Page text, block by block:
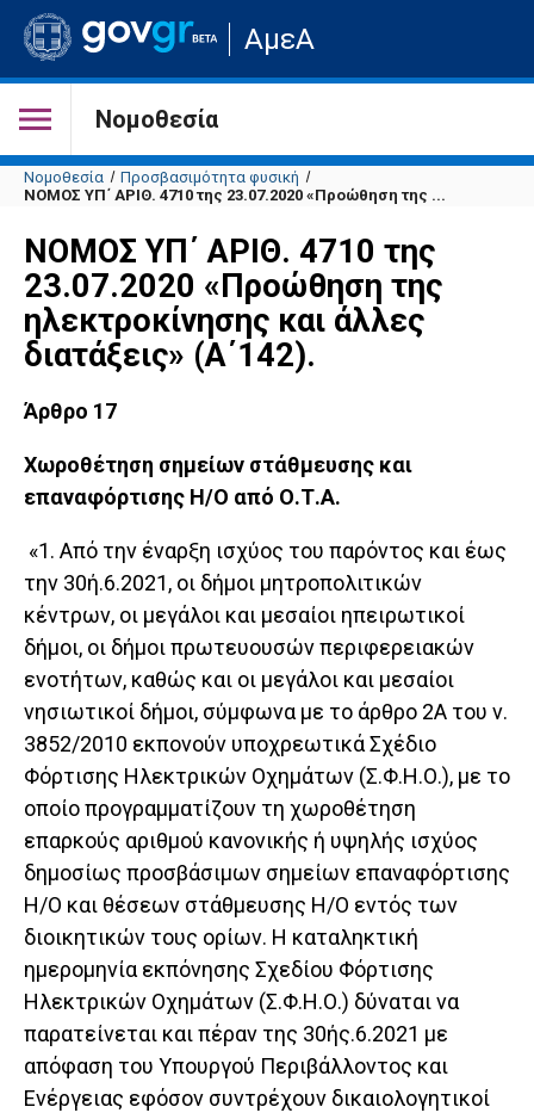
Μετάβαση
στην
σελίδα
του
ΑμεΑ
Νομοθεσία
Νομοθεσία
Προσβασιμότητα φυσική
ΝΟΜΟΣ ΥΠ΄ ΑΡΙΘ. 4710 της 23.07.2020 «Προώθηση της ...
ΝΟΜΟΣ ΥΠ΄ ΑΡΙΘ. 4710 της
23.07.2020 «Προώθηση της
ηλεκτροκίνησης και άλλες
διατάξεις» (Α΄142).
Άρθρο 17
Χωροθέτηση σημείων στάθμευσης και
επαναφόρτισης Η/Ο από Ο.Τ.Α.
«1. Από την έναρξη ισχύος του παρόντος και έως
την 30ή.6.2021, οι δήμοι μητροπολιτικών
κέντρων, οι μεγάλοι και μεσαίοι ηπειρωτικοί
δήμοι, οι δήμοι πρωτευουσών περιφερειακών
ενοτήτων, καθώς και οι μεγάλοι και μεσαίοι
νησιωτικοί δήμοι, σύμφωνα με το άρθρο 2Α του ν.
3852/2010 εκπονούν υποχρεωτικά Σχέδιο
Φόρτισης Ηλεκτρικών Οχημάτων (Σ.Φ.Η.Ο.), με το
οποίο προγραμματίζουν τη χωροθέτηση
επαρκούς αριθμού κανονικής ή υψηλής ισχύος
δημοσίως προσβάσιμων σημείων επαναφόρτισης
Η/Ο και θέσεων στάθμευσης Η/Ο εντός των
διοικητικών τους ορίων. Η καταληκτική
ημερομηνία εκπόνησης Σχεδίου Φόρτισης
Ηλεκτρικών Οχημάτων (Σ.Φ.Η.Ο.) δύναται να
παρατείνεται και πέραν της 30ής.6.2021 με
απόφαση του Υπουργού Περιβάλλοντος και
Ενέργειας εφόσον συντρέχουν δικαιολογητικοί